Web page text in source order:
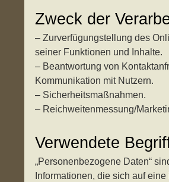
Zweck der
– Zurverfügungstellung des
seiner Funktionen und Inhalte.
– Beantwortung von
Kommunikation mit Nutzern.
– Sicherheitsmaßnahmen.
– Reichweitenmessung/
Verwendete
„Personenbezogene Daten“
Informationen, die sich auf